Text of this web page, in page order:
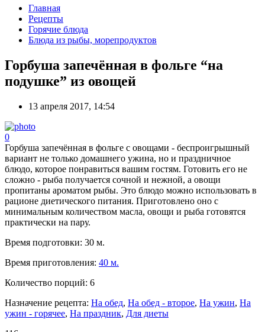
Главная
Рецепты
Горячие блюда
Блюда из рыбы, морепродуктов
Горбуша запечённая в фольге “на
подушке” из овощей
13 апреля 2017, 14:54
0
Горбуша запечённая в фольге с овощами - беспроигрышный
вариант не только домашнего ужина, но и праздничное
блюдо, которое понравиться вашим гостям. Готовить его не
сложно - рыба получается сочной и нежной, а овощи
пропитаны ароматом рыбы. Это блюдо можно использовать в
рационе диетического питания. Приготовлено оно с
минимальным количеством масла, овощи и рыба готовятся
практически на пару.
Время подготовки: 30 м.
Время приготовления: 40 м.
Количество порций: 6
Назначение рецепта: На обед, На обед - второе, На ужин, На
ужин - горячее, На праздник, Для диеты